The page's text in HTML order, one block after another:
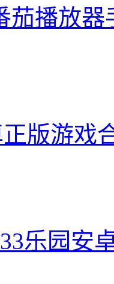
茄播放器
版游戏
乐园安